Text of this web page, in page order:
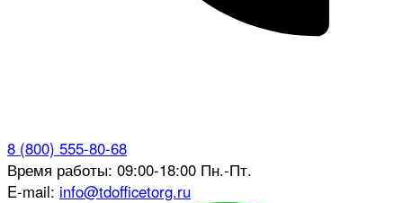
8 (800) 555-80-68
Время работы: 09:00-18:00 Пн.-Пт.
E-mail: info@tdofficetorg.ru